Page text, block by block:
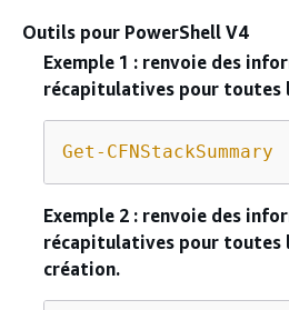
Outils pour PowerShell V4
Exemple 1 : renvoie des
récapitulatives pour toutes
Get-CFNStackSummary
Exemple 2 : renvoie des
récapitulatives pour toutes
création.